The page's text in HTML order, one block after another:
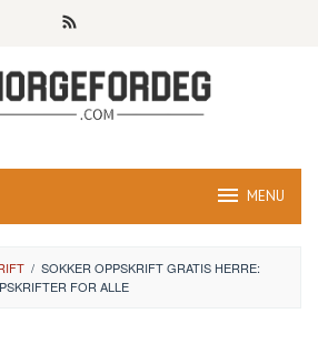
MENU
/ SOKKER OPPSKRIFT GRATIS HERRE:
FOR ALLE